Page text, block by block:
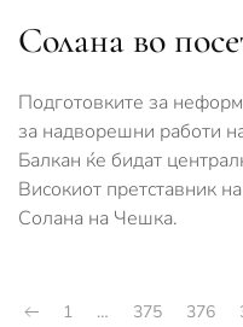
Солана во
Подготовките за
за надворешни работи
Балкан ќе бидат
Високиот претставник
Солана на Чешка.
1 … 375 376